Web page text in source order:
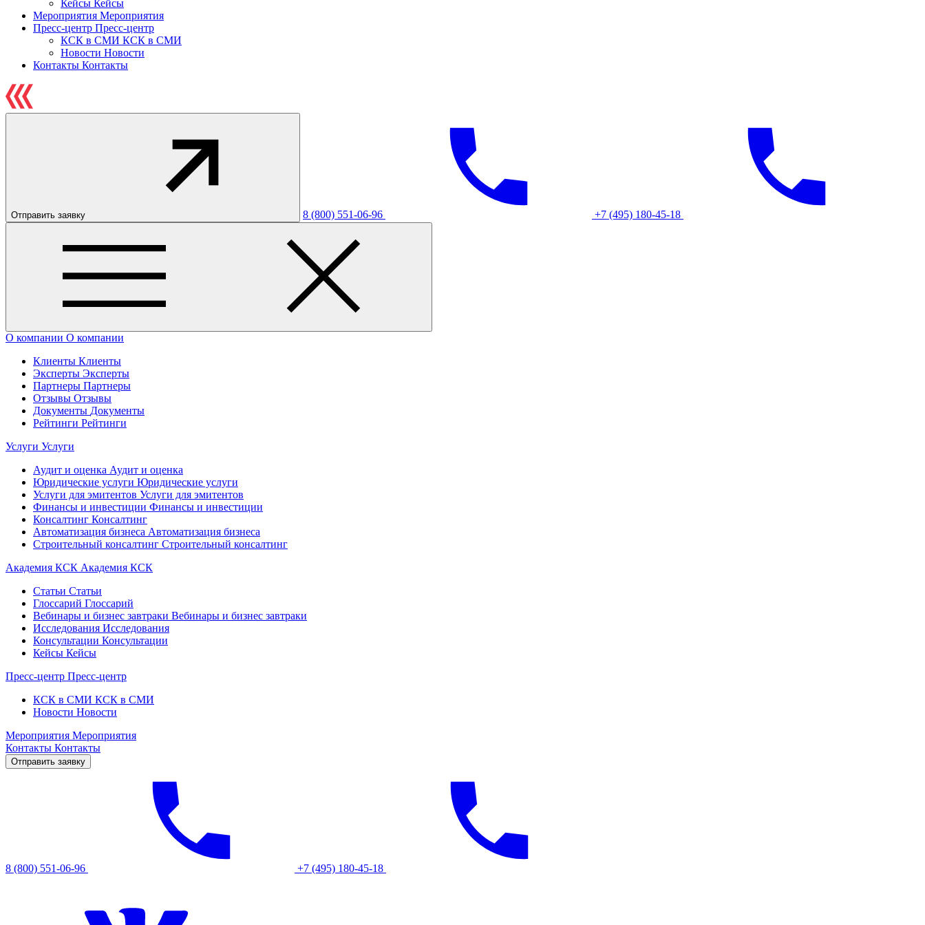
Кейсы Кейсы
Мероприятия Мероприятия
Пресс-центр Пресс-центр
КСК в СМИ КСК в СМИ
Новости Новости
Контакты Контакты
Отправить заявку 8 (800) 551-06-96 +7 (495) 180-45-18
О компании О компании
Клиенты Клиенты
Эксперты Эксперты
Партнеры Партнеры
Отзывы Отзывы
Документы Документы
Рейтинги Рейтинги
Услуги Услуги
Аудит и оценка Аудит и оценка
Юридические услуги Юридические услуги
Услуги для эмитентов Услуги для эмитентов
Финансы и инвестиции Финансы и инвестиции
Консалтинг Консалтинг
Автоматизация бизнеса Автоматизация бизнеса
Строительный консалтинг Строительный консалтинг
Академия КСК Академия КСК
Статьи Статьи
Глоссарий Глоссарий
Вебинары и бизнес завтраки Вебинары и бизнес завтраки
Исследования Исследования
Консультации Консультации
Кейсы Кейсы
Пресс-центр Пресс-центр
КСК в СМИ КСК в СМИ
Новости Новости
Мероприятия Мероприятия
Контакты Контакты
Отправить заявку
8 (800) 551-06-96 +7 (495) 180-45-18